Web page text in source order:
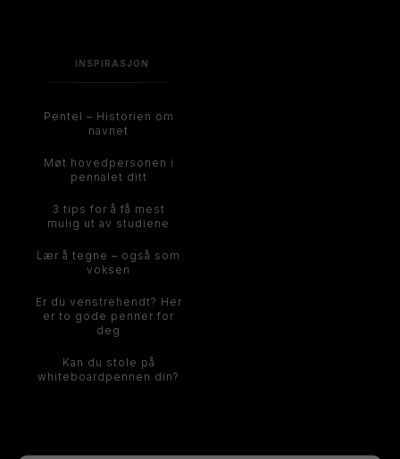
INSPIRASJON
Pentel – Historien om
navnet
Møt hovedpersonen i
pennalet ditt
3 tips for å få mest
mulig ut av studiene
Lær å tegne – også som
voksen
Er du venstrehendt? Her
er to gode penner for
deg
Kan du stole på
whiteboardpennen din?